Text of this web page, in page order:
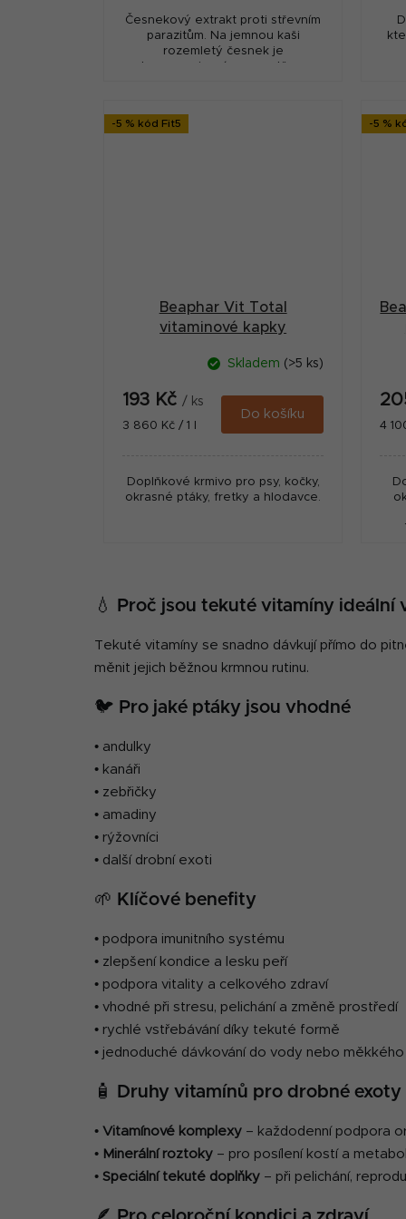
Česnekový extrakt proti střevním
parazitům. Na jemnou kaši
rozemletý česnek je
zhomogenizován ve vodě pro
-5 % kód Fit5
Beaphar Vit Total
vitaminové kapky
Skladem (>5 ks)
193 Kč / ks
Měrná
3 860 Kč / 1 l
Do košíku
Doplňkové krmivo pro psy, kočky,
okrasné ptáky, fretky a hlodavce.
-5 %
4
💧 Proč jsou tekuté vitamíny ideální
Tekuté vitamíny se snadno dávkují přímo do
měnit jejich běžnou krmnou rutinu.
🐦 Pro jaké ptáky jsou vhodné
• andulky
• kanáři
• zebřičky
• amadiny
• rýžovníci
• další drobní exoti
🌱 Klíčové benefity
• podpora imunitního systému
• zlepšení kondice a lesku peří
• podpora vitality a celkového zdraví
• vhodné při stresu, pelichání a změně prostředí
• rychlé vstřebávání díky tekuté formě
• jednoduché dávkování do vody nebo měkkého
🧴 Druhy vitamínů pro drobné exoty
• Vitamínové komplexy – každodenní podpora
• Minerální roztoky – pro posílení kostí a
• Speciální tekuté doplňky – při pelichání,